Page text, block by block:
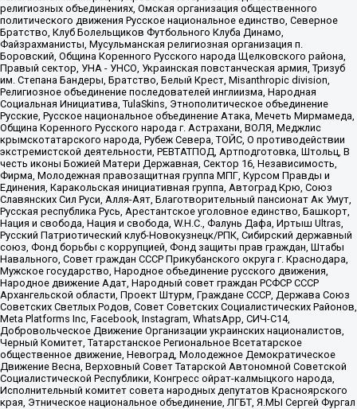
религиозных объединениях, Омская организация общественного
политического движения Русское национальное единство, Северное
Братство, Клуб Болельщиков Футбольного Клуба Динамо,
Файзрахманисты, Мусульманская религиозная организация п.
Боровский, Община Коренного Русского народа Щелковского района,
Правый сектор, УНА - УНСО, Украинская повстанческая армия, Тризуб
им. Степана Бандеры, Братство, Белый Крест, Misanthropic division,
Религиозное объединение последователей инглиизма, Народная
Социальная Инициатива, TulaSkins, Этнополитическое объединение
Русские, Русское национальное объединение Атака, Мечеть Мирмамеда,
Община Коренного Русского народа г. Астрахани, ВОЛЯ, Меджлис
крымскотатарского народа, Рубеж Севера, ТОЙС, О противодействии
экстремистской деятельности, РЕВТАТПОД, Артподготовка, Штольц, В
честь иконы Божией Матери Державная, Сектор 16, Независимость,
Фирма, Молодежная правозащитная группа МПГ, Курсом Правды и
Единения, Каракольская инициативная группа, Автоград Крю, Союз
Славянских Сил Руси, Алля-Аят, Благотворительный пансионат Ак Умут,
Русская республика Русь, Арестантское уголовное единство, Башкорт,
Нация и свобода, Нация и свобода, W.H.С., Фалунь Дафа, Иртыш Ultras,
Русский Патриотический клуб-Новокузнецк/РПК, Сибирский державный
союз, Фонд борьбы с коррупцией, Фонд защиты прав граждан, Штабы
Навального, Совет граждан СССР Прикубанского округа г. Краснодара,
Мужское государство, Народное объединение русского движения,
Народное движение Адат, Народный совет граждан РСФСР СССР
Архангельской области, Проект Штурм, Граждане СССР, Держава Союз
Советских Светлых Родов, Совет Советских Социалистических Районов,
Meta Platforms Inc, Facebook, Instagram, WhatsApp, СИЧ-С14,
Добровольческое Движение Организации украинских националистов,
Черный Комитет, Татарстанское Региональное Всетатарское
общественное движение, Невоград, Молодежное Демократическое
Движение Весна, Верховный Совет Татарской Автономной Советской
Социалистической Республики, Конгресс ойрат-калмыцкого народа,
Исполнительный комитет совета народных депутатов Красноярского
края, Этническое национальное объединение, ЛГБТ, Я.МЫ Сергей Фургал